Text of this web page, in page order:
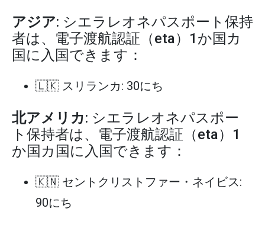
アジア: シエラレオネパスポート保持
者は、電子渡航認証（eta）1か国カ
国に入国できます：
🇱🇰 スリランカ: 30にち
北アメリカ: シエラレオネパスポー
ト保持者は、電子渡航認証（eta）1
か国カ国に入国できます：
🇰🇳 セントクリストファー・ネイビス:
90にち